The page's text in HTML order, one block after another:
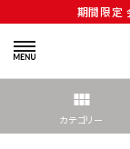
期間限定
カテゴリー